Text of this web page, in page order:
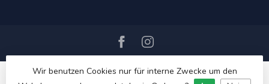
Wir benutzen Cookies nur für interne Zwecke um den